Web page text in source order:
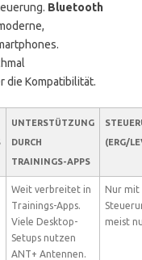
Bluetooth
die Kompatibilität.
UNTERSTÜTZUNG
DURCH
TRAININGS-APPS
(ERG/
Weit verbreitet in
Trainings-Apps.
Viele Desktop-
Setups nutzen
ANT+ Antennen.
Nur mit
meist